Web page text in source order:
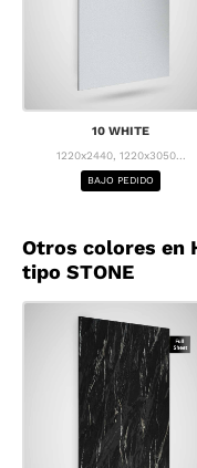
10 WHITE
1220x2440, 1220x3050...
BAJO PEDIDO
Otros colores en
tipo STONE